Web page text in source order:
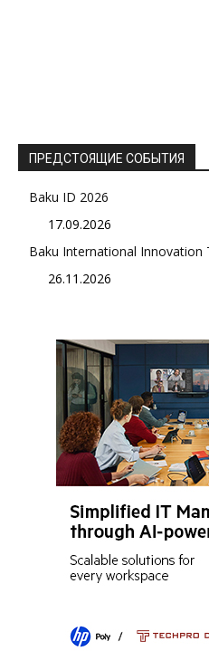
ПРЕДСТОЯЩИЕ СОБЫТИЯ
Baku ID 2026
17.09.2026
Baku International
26.11.2026